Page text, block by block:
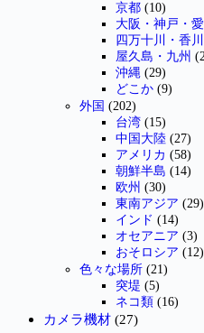
京都 (10)
大阪・神戸・
四万十川・香川
屋久島・九州
沖縄 (29)
どこか (9)
外国 (202)
台湾 (15)
中国大陸 (27)
アメリカ (58)
朝鮮半島 (14)
欧州 (30)
東南アジア (29)
インド (14)
オセアニア (3)
おそロシア (12)
色々な場所 (21)
突堤 (5)
ネコ類 (16)
カメラ機材 (27)